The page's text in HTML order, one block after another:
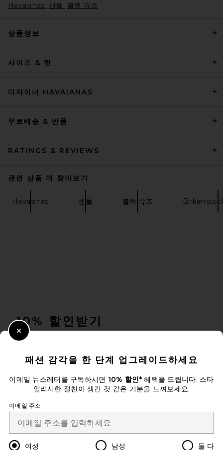
THE ATTICO Mini Robin
Havaianas 샌들 블랙 슈즈
상품정보
사이즈 & 핏
디자이너 HAVAIANAS
무료배송 & 반품
RATINGS & REVIEWS
관련 상품 더 찾아보기
Havaianas 샌들 블랙 슈즈
10% 할인받기
이메일을 제출하여 뉴스레터를 구독하실 수 있습니다. 언제든지 수신 거
Email Address
Sign Up
Change Country Regions
패션 감각을 한 단계 업그레이드하세요
이메일 뉴스레터를 구독하시면 10% 할인*혜택을 드립니다. 스타
일리시한 절친이 생긴 것 같은 기분을 느껴보세요.
이메일 주소
여성 남성 둘 다
Close Modal